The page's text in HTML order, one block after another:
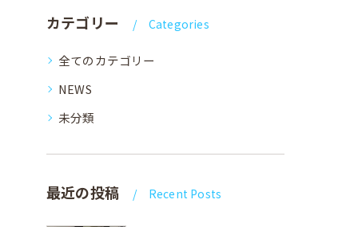
カテゴリー Categories
全てのカテゴリー
NEWS
未分類
最近の投稿 Recent Posts